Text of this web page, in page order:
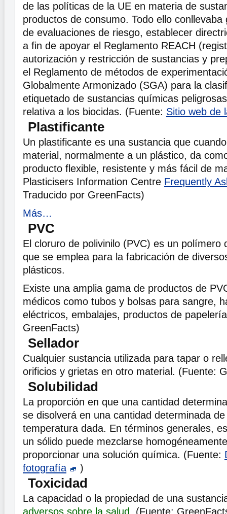
de las políticas de la UE en materia de
productos de consumo. Todo ello
de evaluaciones de riesgo, establecer
a fin de apoyar el Reglamento REACH
autorización y restricción de sustancias y
el Reglamento de métodos de
Globalmente Armonizado (SGA) para la
etiquetado de sustancias químicas
relativa a los biocidas. (Fuente: Sitio web de
Plastificante
Un plastificante es una sustancia que
material, normalmente a un plástico, da
producto flexible, resistente y más fácil de
Plasticisers Information Centre Frequently
Traducido por GreenFacts)
Más…
PVC
El cloruro de polivinilo (PVC) es un polímero
que se emplea para la fabricación de
plásticos.
Existe una amplia gama de productos de
médicos como tubos y bolsas para sangre,
eléctricos, embalajes, productos de
GreenFacts)
Sellador
Cualquier sustancia utilizada para tapar o
orificios y grietas en otro material. (Fuente:
Solubilidad
La proporción en que una cantidad
se disolverá en una cantidad determinada
temperatura dada. En términos generales,
un sólido puede mezclarse
proporcionar una solución química. (Fuente:
fotografía
)
Toxicidad
La capacidad o la propiedad de una
adversos sobre la salud
. (Fuente: